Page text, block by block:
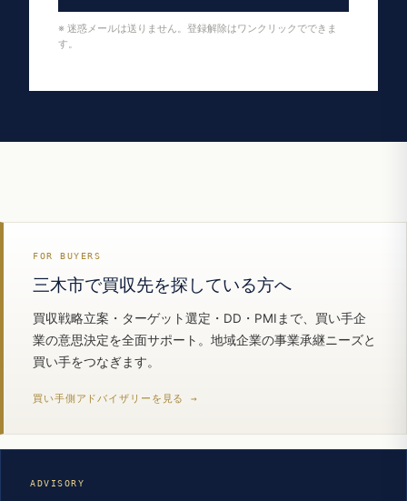
※ 迷惑メールは送りません。登録解除はワンクリックでできま
す。
FOR BUYERS
三木市で買収先を探している方へ
買収戦略立案・ターゲット選定・DD・PMIまで、買い手企
業の意思決定を全面サポート。地域企業の事業承継ニーズと
買い手をつなぎます。
買い手側アドバイザリーを見る →
ADVISORY